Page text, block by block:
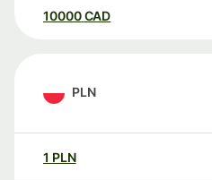
10000 CAD
PLN
1 PLN